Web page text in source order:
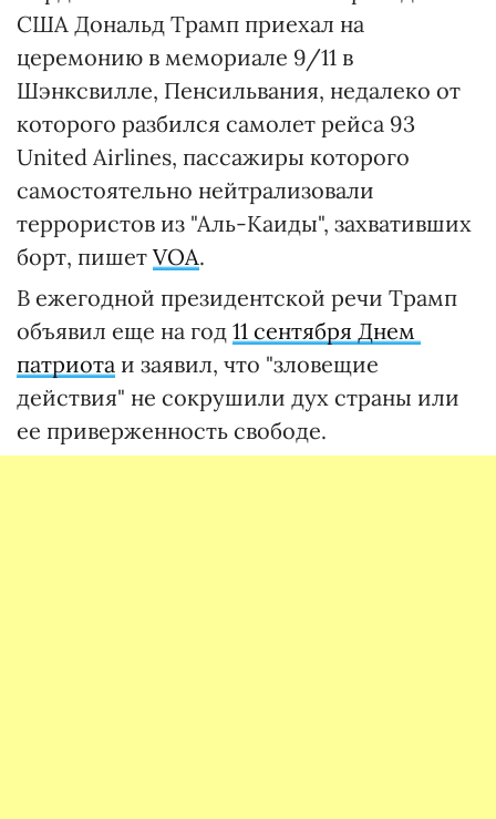
США Дональд Трамп приехал на
церемонию в мемориале 9/11 в
Шэнксвилле, Пенсильвания, недалеко от
которого разбился самолет рейса 93
United Airlines, пассажиры которого
самостоятельно нейтрализовали
террористов из "Аль-Каиды", захвативших
борт, пишет VOA.
В ежегодной президентской речи Трамп
объявил еще на год 11 сентября Днем ​​
патриота и заявил, что "зловещие
действия" не сокрушили дух страны или
ее приверженность свободе.